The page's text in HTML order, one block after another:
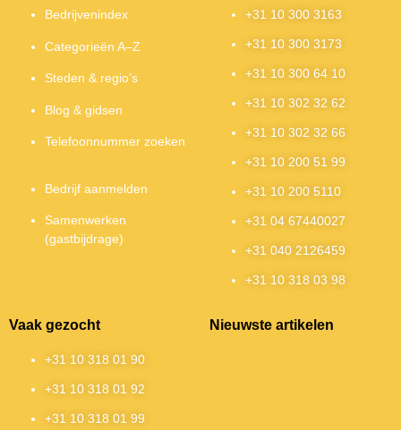
Bedrijvenindex
Categorieën A–Z
Steden & regio’s
Blog & gidsen
Telefoonnummer zoeken
Bedrijf aanmelden
Samenwerken
(gastbijdrage)
+31 10 300 3163
+31 10 300 3173
+31 10 300 64 10
+31 10 302 32 62
+31 10 302 32 66
+31 10 200 51 99
+31 10 200 5110
+31 04 67440027
+31 040 2126459
+31 10 318 03 98
Vaak gezocht
+31 10 318 01 90
+31 10 318 01 92
+31 10 318 01 99
Nieuwste artikelen